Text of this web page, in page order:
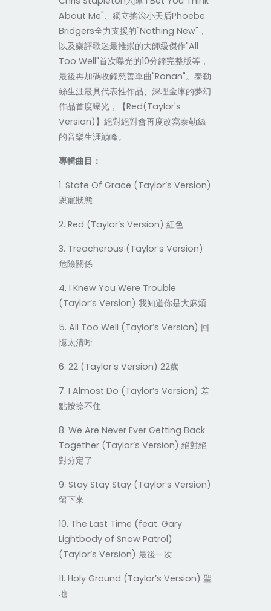
About Me"、獨立搖滾小天后Phoebe
Bridgers全力支援的"Nothing New" ，
以及樂評歌迷最推崇的大師級傑作"All
Too Well"首次曝光的10分鐘完整版等，
最後再加碼收錄慈善單曲"Ronan"。泰勒
絲生涯最具代表性作品、深埋金庫的夢幻
作品首度曝光，【Red(Taylor's
Version) 】絕對絕對會再度改寫泰勒絲
的音樂生涯巔峰。
專輯曲目：
1. State Of Grace (Taylor’s Version)
恩寵狀態
2. Red (Taylor’s Version) 紅色
3. Treacherous (Taylor’s Version)
危險關係
4. I Knew You Were Trouble
(Taylor’s Version) 我知道你是大麻煩
5. All Too Well (Taylor’s Version) 回
憶太清晰
6. 22 (Taylor’s Version) 22歲
7. I Almost Do (Taylor’s Version) 差
點按捺不住
8. We Are Never Ever Getting Back
Together (Taylor’s Version) 絕對絕
對分定了
9. Stay Stay Stay (Taylor’s Version)
留下來
10. The Last Time (feat. Gary
Lightbody of Snow Patrol)
(Taylor’s Version) 最後一次
11. Holy Ground (Taylor’s Version) 聖
地